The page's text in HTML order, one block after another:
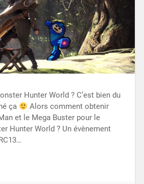
Hunter World ? C’est bien du
ça
Alors comment obtenir
et le Mega Buster pour le
Hunter World ? Un évènement